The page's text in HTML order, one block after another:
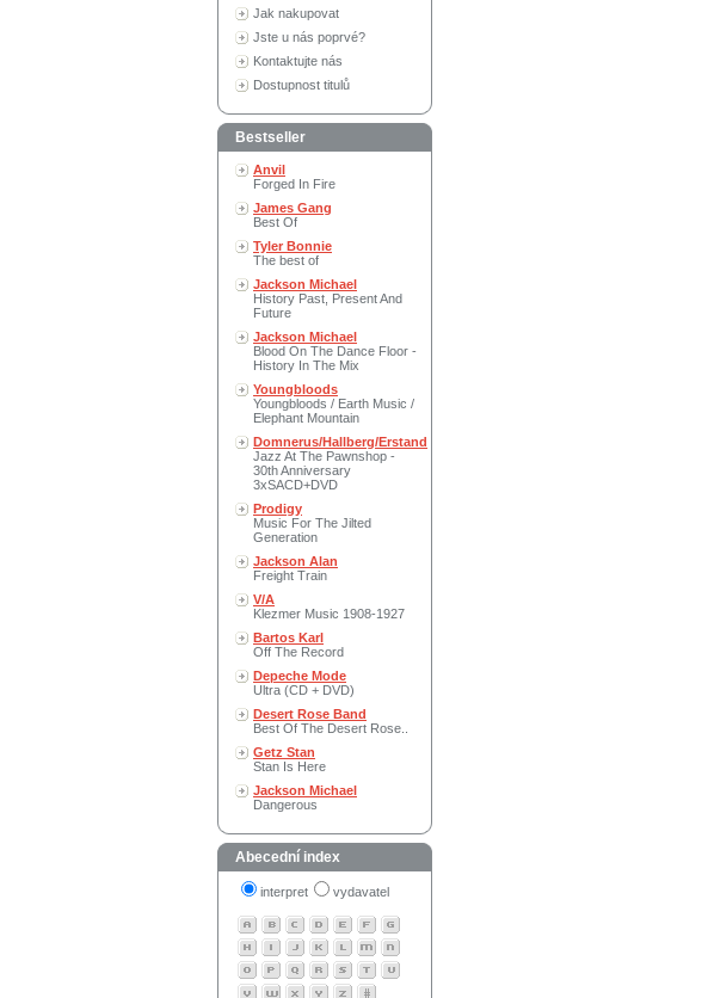
Jak nakupovat
Jste u nás poprvé?
Kontaktujte nás
Dostupnost titulů
Bestseller
Anvil
Forged In Fire
James Gang
Best Of
Tyler Bonnie
The best of
Jackson Michael
History Past, Present And
Future
Jackson Michael
Blood On The Dance Floor -
History In The Mix
Youngbloods
Youngbloods / Earth Music /
Elephant Mountain
Domnerus/Hallberg/Erstand
Jazz At The Pawnshop -
30th Anniversary
3xSACD+DVD
Prodigy
Music For The Jilted
Generation
Jackson Alan
Freight Train
V/A
Klezmer Music 1908-1927
Bartos Karl
Off The Record
Depeche Mode
Ultra (CD + DVD)
Desert Rose Band
Best Of The Desert Rose..
Getz Stan
Stan Is Here
Jackson Michael
Dangerous
Abecední index
interpret vydavatel